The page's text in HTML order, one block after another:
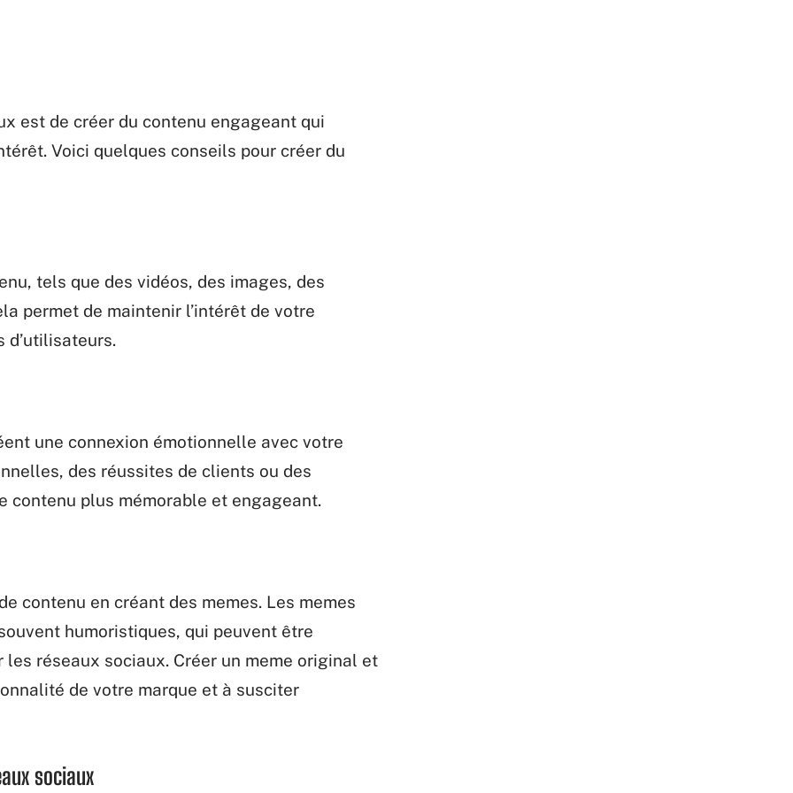
est de créer du contenu engageant qui
Voici quelques conseils pour créer du
tels que des vidéos, des images, des
permet de maintenir l’intérêt de votre
d’utilisateurs.
une connexion émotionnelle avec votre
des réussites de clients ou des
contenu plus mémorable et engageant.
contenu en créant des memes. Les memes
humoristiques, qui peuvent être
réseaux sociaux. Créer un meme original et
de votre marque et à susciter
sociaux